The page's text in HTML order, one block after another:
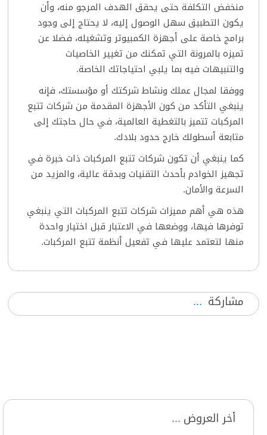
منخفض التكلفة حتى يحقق الهدف المرجو منه، وأن
يكون التطبيق سهل الوصول إليه، لا يحتاج إلى وجود
برامج خاصة على أجهزة الكمبيوتر وتشغيله، فضلا عن
تميزه بالمرونة التي تمكنك من تغيير الخاصيات
والتنبيهات فيه بما يلبي احتياجاتك الخاصة.
ووفقا لمجال عملك ونشاط شركتك أو مؤسستك، فإنه
ينبغي التأكد من كون الأجهزة المقدمة من شركات تتبع
المركبات تتميز بالتغطية العالمية، في حال حاجتك إلى
متابعة أسطولك خارج حدود بلادك.
كما ينبغي أن تكون شركات تتبع المركبات ذات خبرة في
تجهيز الخوادم بأحدث التقنيات وبدقة عالية، والمزيد من
السرعة والأمان.
هذه هي أهم مميزات شركات تتبع المركبات التي ينبغي
توفرها فيها، ووضعها في الاعتبار قبل اختيار واحدة
منها لتعتمد عليها في تفعيل أنظمة تتبع المركبات.
مشاركة
أخر العروض